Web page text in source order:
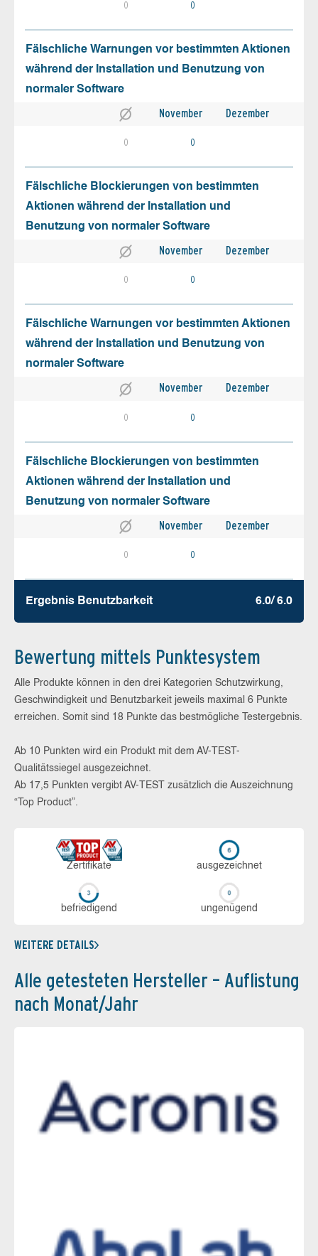
0 0
Fälschliche Warnungen vor bestimmten Aktionen
während der Installation und Benutzung von
normaler Software
November Dezember
0 0
Fälschliche Blockierungen von bestimmten
Aktionen während der Installation und
Benutzung von normaler Software
November Dezember
0 0
Fälschliche Warnungen vor bestimmten Aktionen
während der Installation und Benutzung von
normaler Software
November Dezember
0 0
Fälschliche Blockierungen von bestimmten
Aktionen während der Installation und
Benutzung von normaler Software
November Dezember
0 0
Ergebnis Benutz­barkeit 6.0/ 6.0
Bewertung mittels Punktesystem
Alle Produkte können in den drei Kategorien Schutzwirkung,
Geschwindigkeit und Benutzbarkeit jeweils maximal 6 Punkte
erreichen. Somit sind 18 Punkte das bestmögliche Testergebnis.
Ab 10 Punkten wird ein Produkt mit dem AV-TEST-
Qualitätssiegel ausgezeichnet.
Ab 17,5 Punkten vergibt AV-TEST zusätzlich die Auszeichnung
“Top Product”.
Zerti­fikate aus­ge­zeich­net
be­frie­di­gend un­ge­nü­gend
WEITERE DETAILS
Alle getesteten Hersteller – Auflistung
nach Monat/Jahr